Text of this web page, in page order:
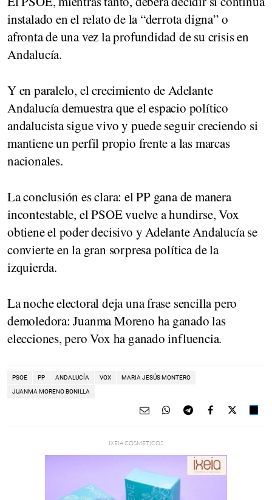
instalado en el relato de la “derrota digna” o
afronta de una vez la profundidad de su crisis en
Andalucía.
Y en paralelo, el crecimiento de Adelante
Andalucía demuestra que el espacio político
andalucista sigue vivo y puede seguir creciendo si
mantiene un perfil propio frente a las marcas
nacionales.
La conclusión es clara: el PP gana de manera
incontestable, el PSOE vuelve a hundirse, Vox
obtiene el poder decisivo y Adelante Andalucía se
convierte en la gran sorpresa política de la
izquierda.
La noche electoral deja una frase sencilla pero
demoledora: Juanma Moreno ha ganado las
elecciones, pero Vox ha ganado influencia.
PSOE PP ANDALUCÍA VOX MARIA JESÚS MONTERO
JUANMA MORENO BONILLA